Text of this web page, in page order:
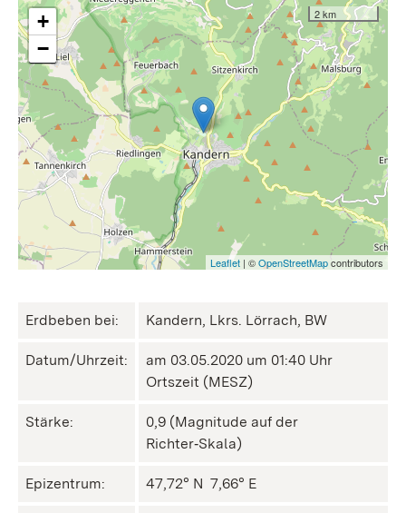
+
−
2 km
Leaflet | ©OpenStreetMapcontributors
Erdbeben bei: Kandern, Lkrs. Lörrach, BW
Datum/Uhrzeit:
am 03.05.2020 um 01:40 Uhr
Ortszeit (MESZ)
Stärke:
0,9 (Magnitude auf der
Richter‑Skala)
Epizentrum: 47,72° N ㅤ 7,66° E